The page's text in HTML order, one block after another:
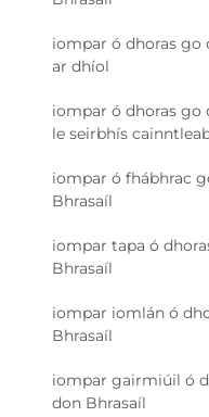
iompar ó dhoras go
ar dhíol
iompar ó dhoras go
le seirbhís
iompar ó fhábhrac
Bhrasaíl
iompar tapa ó
Bhrasaíl
iompar iomlán ó
Bhrasaíl
iompar gairmiúil ó
don Bhrasaíl